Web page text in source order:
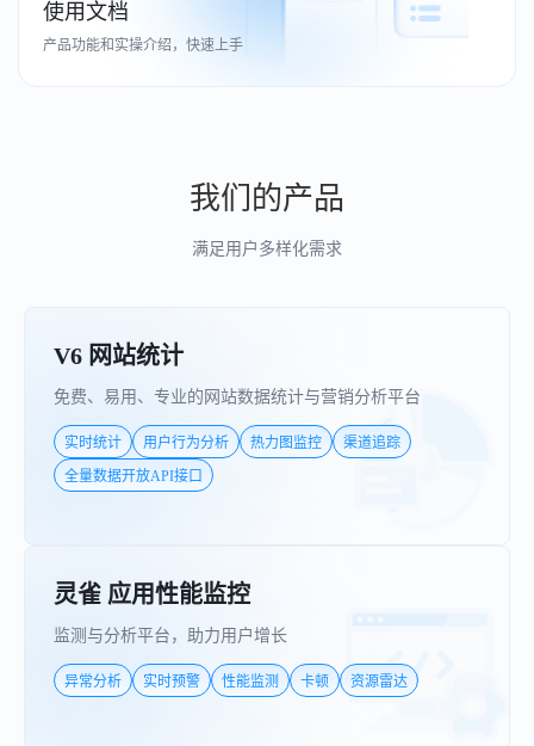
使用文档
产品功能和实操介绍，快速上手
我们的产品
满足用户多样化需求
V6 网站统计
免费、易用、专业的网站数据统计与营销分析平台
实时统计 用户行为分析 热力图监控
渠道追踪
全量数据开放API接口
灵雀 应用性能监控
监测与分析平台，助力用户增长
异常分析 实时预警 性能监测 卡顿 资源雷达